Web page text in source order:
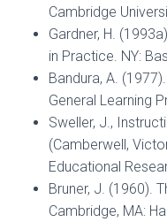
Cambridge
Gardner, H.
in Practice. NY:
Bandura, A.
General Learning
Sweller, J.,
(Camberwell,
Educational
Bruner, J. (1960).
Cambridge, MA: